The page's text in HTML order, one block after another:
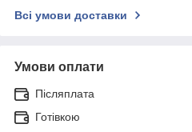
Всі умови доставки
Умови оплати
Післяплата
Готівкою